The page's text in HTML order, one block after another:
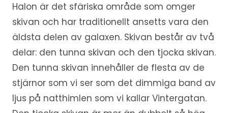
Halon är det sfäriska område som omger
skivan och har traditionellt ansetts vara den
äldsta delen av galaxen. Skivan består av två
delar: den tunna skivan och den tjocka skivan.
Den tunna skivan innehåller de flesta av de
stjärnor som vi ser som det dimmiga band av
ljus på natthimlen som vi kallar Vintergatan.